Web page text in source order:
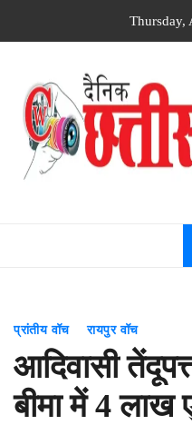
Thursday,
प्रांतीय वॉच रायपुर वॉच
आदिवासी
बीमा में 4